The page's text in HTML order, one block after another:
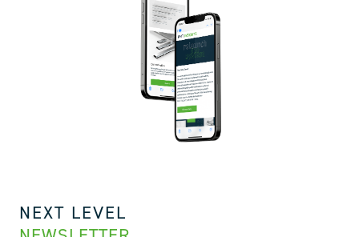
NEXT LEVEL